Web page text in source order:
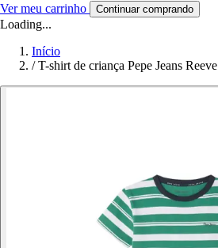
Ver meu carrinho Continuar comprando
Loading...
Início
/ T-shirt de criança Pepe Jeans Reeve